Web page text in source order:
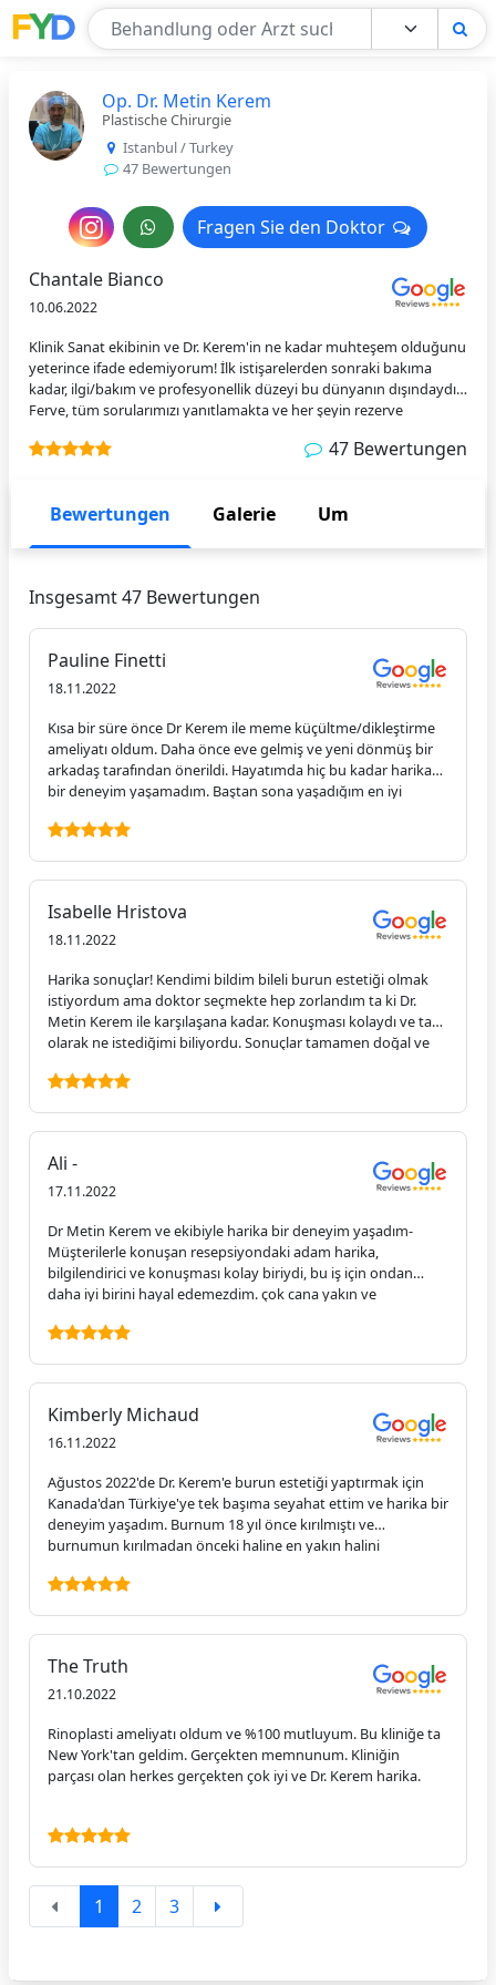
Find Your Doctor
Op. Dr. Metin Kerem
Plastische Chirurgie
Istanbul / Turkey
47 Bewertungen
Nachricht
an
Arzt
Fragen Sie den Doktor
Fragen Sie den Doktor
Chantale Bianco
10.06.2022
Klinik Sanat ekibinin ve Dr. Kerem'in ne kadar muhteşem olduğunu
yeterince ifade edemiyorum! İlk istişarelerden sonraki bakıma
kadar, ilgi/bakım ve profesyonellik düzeyi bu dünyanın dışındaydı.
Ferve, tüm sorularımızı yanıtlamakta ve her şeyin rezerve
işte gerçekten uzmanlar. Ameliyatımdan ağrısız uyandım ve
memnun kaldım ve şimdiden herhangi bir plastik/kozmetik
47 Bewertungen
Bewertungen Galerie Um
Insgesamt 47 Bewertungen
Pauline Finetti
18.11.2022
Kısa bir süre önce Dr Kerem ile meme küçültme/dikleştirme
ameliyatı oldum. Daha önce eve gelmiş ve yeni dönmüş bir
arkadaş tarafından önerildi. Hayatımda hiç bu kadar harika
bir deneyim yaşamadım. Baştan sona yaşadığım en iyi
istediğim her şey konusunda içimi rahatlatan koordinatörleri
olmak için her gün benimle iletişim halinde kaldı. Klinik güzel
hatırlayamıyorum) da harikaydı ve benim için çok sevimliydi.
Hastane beş yıldızlı otel gibiydi. Kerem Doktor ve tüm ekibine
Isabelle Hristova
18.11.2022
Harika sonuçlar! Kendimi bildim bileli burun estetiği olmak
istiyordum ama doktor seçmekte hep zorlandım ta ki Dr.
Metin Kerem ile karşılaşana kadar. Konuşması kolaydı ve tam
olarak ne istediğimi biliyordu. Sonuçlar tamamen doğal ve
organize ekibe sahip! Koordinatör tüm sorularımı yanıtladı,
boyunca ve hatta ameliyattan sonra bile beni kontrol etti.
Clinical Arts'taki tüm ekibe bundan daha fazla minnettar
olamazdım.
Ali -
17.11.2022
Dr Metin Kerem ve ekibiyle harika bir deneyim yaşadım-
Müşterilerle konuşan resepsiyondaki adam harika,
bilgilendirici ve konuşması kolay biriydi, bu iş için ondan
daha iyi birini hayal edemezdim. çok cana yakın ve
hastaneye gidip gelen bir sürücü. Hastane odası bir otel
doğrudan ve dürüsttü ve aynı zamanda baştan sona çok
sonuçlar harika.
Kimberly Michaud
16.11.2022
Ağustos 2022'de Dr. Kerem'e burun estetiği yaptırmak için
Kanada'dan Türkiye'ye tek başıma seyahat ettim ve harika bir
deneyim yaşadım. Burnum 18 yıl önce kırılmıştı ve
burnumun kırılmadan önceki haline en yakın halini
harika. Türkiye'de kendimi çok güvende hissettim ve cerrah
randevumu almadan önce çok araştırma yaptım ve hiç
ediyorum, burnum artık benim için mükemmel.
The Truth
21.10.2022
Rinoplasti ameliyatı oldum ve %100 mutluyum. Bu kliniğe ta
New York'tan geldim. Gerçekten memnunum. Kliniğin
parçası olan herkes gerçekten çok iyi ve Dr. Kerem harika.
1 2 3